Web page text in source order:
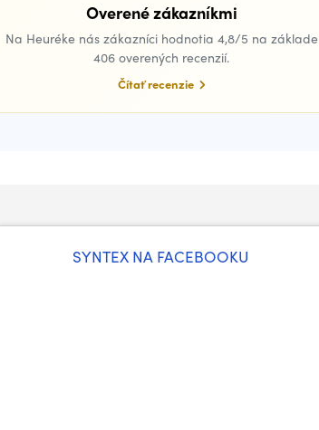
Overené zákazníkmi
Na Heuréke nás zákazníci hodnotia 4,8/5 na základe
406 overených recenzií.
Čítať recenzie
SYNTEX NA FACEBOOKU